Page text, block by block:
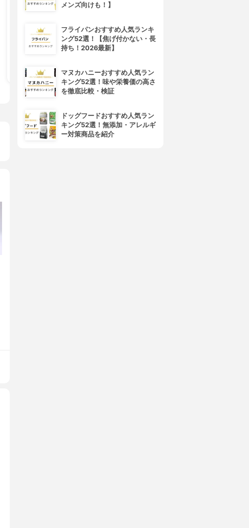
giovanni(ジョヴァンニ)
2chic ダメージ ヘアセラム
3.63 (1)
DHC(ディーエイチシー)
アフターバス ヘアセラム
メンズ向けも！】
フライパンおすすめ人気ランキ
ング52選！【焦げ付かない・長
持ち！2026最新】
マヌカハニーおすすめ人気ラン
キング52選！味や栄養価の高さ
を徹底比較・検証
ドッグフードおすすめ人気ラン
キング52選！無添加・アレルギ
ー対策商品を紹介